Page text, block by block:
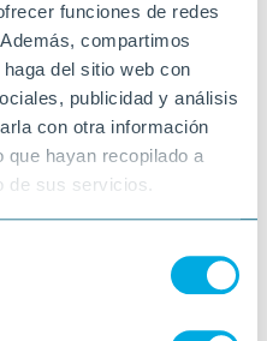
funciones de redes
compartimos
del sitio web con
publicidad y análisis
con otra información
hayan recopilado a
de sus servicios.